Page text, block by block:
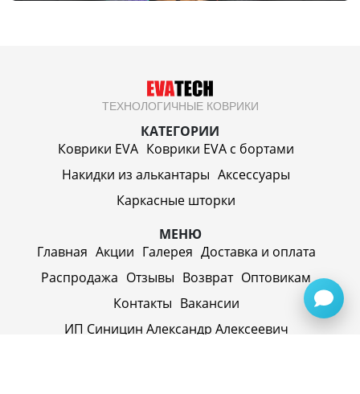
ТЕХНОЛОГИЧНЫЕ КОВРИКИ
КАТЕГОРИИ
Коврики EVA Коврики EVA c бортами
Накидки из алькантары Аксессуары
Каркасные шторки
МЕНЮ
Главная Акции Галерея Доставка и оплата
Распродажа Отзывы Возврат Оптовикам
Контакты Вакансии
ИП Синицин Александр Алексеевич